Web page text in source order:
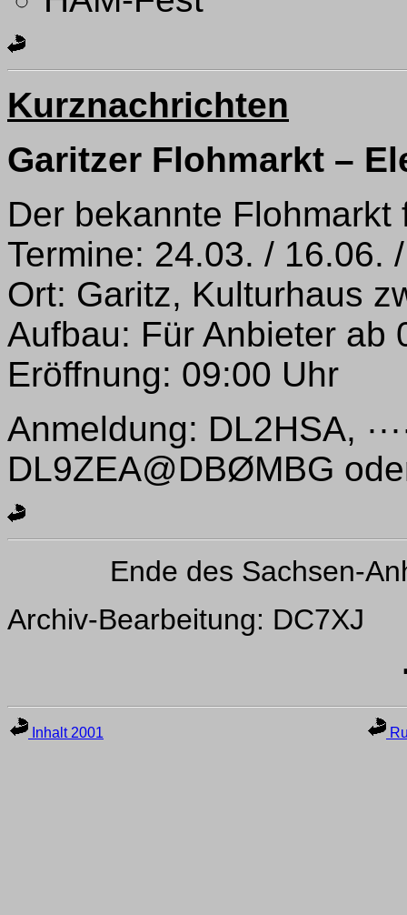
Kurznachrichten
Garitzer Flohmarkt –
Der bekannte
Termine: 24.03. / 16.06.
Ort: Garitz, Kulturhaus
Aufbau: Für Anbieter ab
Eröffnung: 09:00 Uhr
Anmeldung: DL2HSA,
DL9ZEA@DBØMBG
Ende des Sachsen-
Archiv-Bearbeitung: DC7XJ
Inhalt 2001